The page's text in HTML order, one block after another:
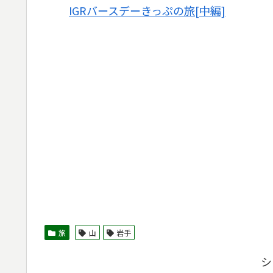
IGRバースデーきっぷの旅[中編]
旅 山 岩手